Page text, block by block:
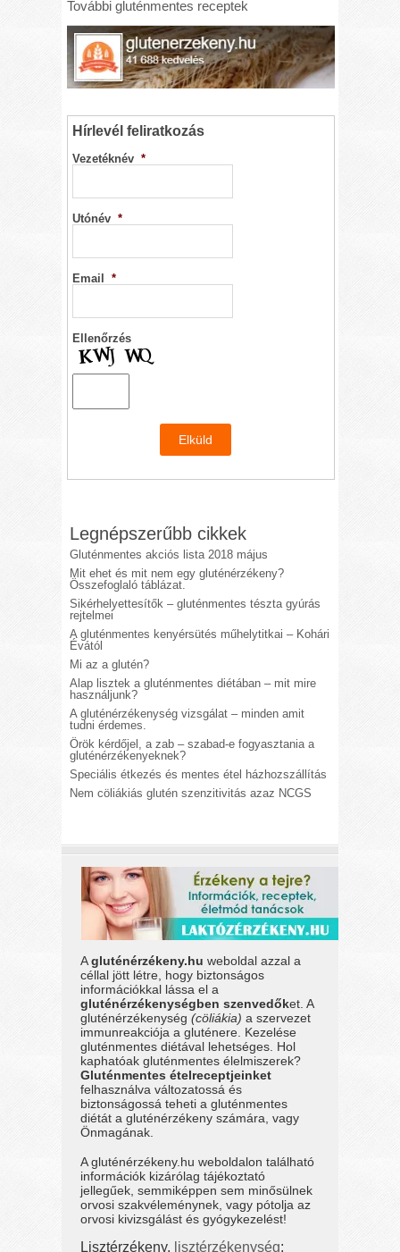
További gluténmentes receptek
Hírlevél feliratkozás
Vezetéknév *
Utónév *
Email *
Ellenőrzés
Legnépszerűbb cikkek
Gluténmentes akciós lista 2018 május
Mit ehet és mit nem egy gluténérzékeny?
Összefoglaló táblázat.
Sikérhelyettesítők – gluténmentes tészta gyúrás
rejtelmei
A gluténmentes kenyérsütés műhelytitkai – Kohári
Évától
Mi az a glutén?
Alap lisztek a gluténmentes diétában – mit mire
használjunk?
A gluténérzékenység vizsgálat – minden amit
tudni érdemes.
Örök kérdőjel, a zab – szabad-e fogyasztania a
gluténérzékenyeknek?
Speciális étkezés és mentes étel házhozszállítás
Nem cöliákiás glutén szenzitivitás azaz NCGS
Agluténérzékeny.hu weboldal azzal a
céllal jött létre, hogy biztonságos
információkkal lássa el a
gluténérzékenységben szenvedőket. A
gluténérzékenység(cöliákia) a szervezet
immunreakciója a gluténere. Kezelése
gluténmentes diétával lehetséges. Hol
kaphatóak gluténmentes élelmiszerek?
Gluténmentes ételreceptjeinket
felhasználva változatossá és
biztonságossá teheti a gluténmentes
diétát a gluténérzékeny számára, vagy
Önmagának.
A gluténérzékeny.hu weboldalon található
információk kizárólag tájékoztató
jellegűek, semmiképpen sem minősülnek
orvosi szakvéleménynek, vagy pótolja az
orvosi kivizsgálást és gyógykezelést!
Lisztérzékeny, lisztérzékenység: